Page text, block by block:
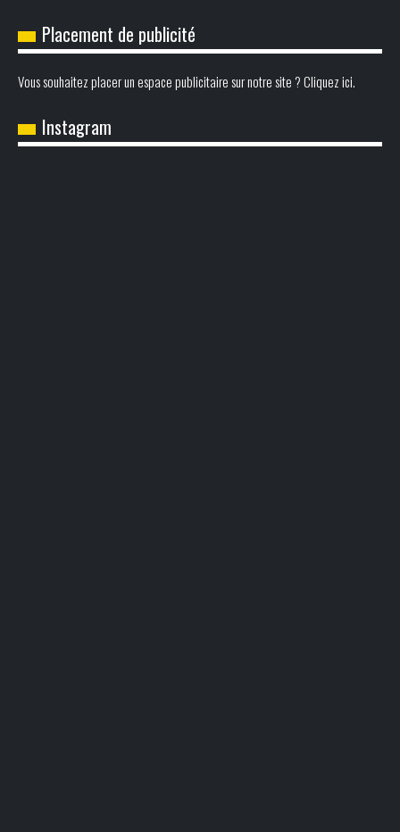
Placement de publicité
Vous souhaitez placer un espace publicitaire sur notre site ? Cliquez ici.
Instagram